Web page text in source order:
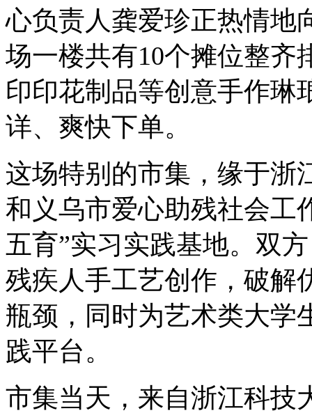
心负责人龚爱珍正热情地
场一楼共有10个摊位整齐
印印花制品等创意手作琳
详、爽快下单。
这场特别的市集，缘于浙
和义乌市爱心助残社会工
五育”实习实践基地。双
残疾人手工艺创作，破解
瓶颈，同时为艺术类大学
践平台。
市集当天，来自浙江科技